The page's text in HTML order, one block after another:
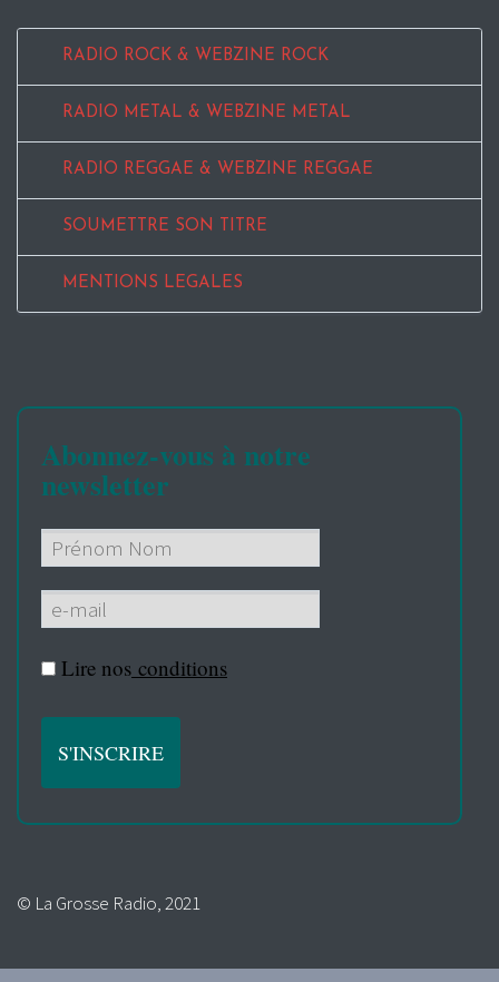
RADIO ROCK & WEBZINE ROCK
RADIO METAL & WEBZINE METAL
RADIO REGGAE & WEBZINE REGGAE
SOUMETTRE SON TITRE
MENTIONS LEGALES
Abonnez-vous à notre
newsletter
Lire nos conditions
© La Grosse Radio, 2021